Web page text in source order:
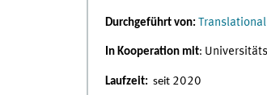
Durchgeführt von:
In Kooperation mit:
Laufzeit: seit 2020